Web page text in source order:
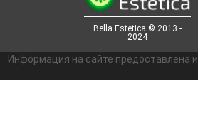
Bella Estetica © 2013 -
2024
Информация на сайте предоставлена